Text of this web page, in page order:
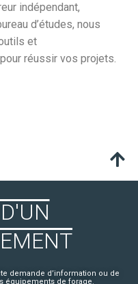
indépendant,
d’études, nous
et
réussir vos projets.
demande d’information ou de
équipements de forage.